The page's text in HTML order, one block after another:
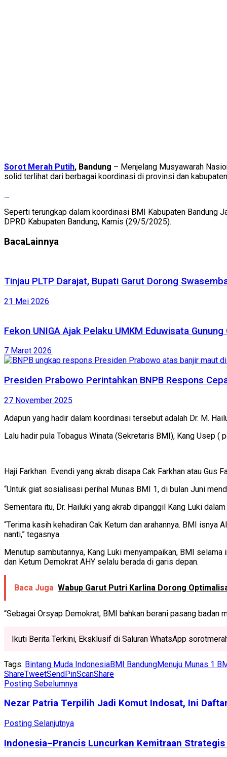
Sorot Merah Putih, Bandung – Menjelang Musyawarah
solid terlihat dari berbagai koordinasi di provinsi dan
Seperti terungkap dalam koordinasi BMI Kabupaten Bandung
DPRD Kabupaten Bandung, Kamis (29/5/2025).
BacaLainnya
Tinjau PLTP Darajat, Bupati Garut Dorong
21 Mei 2026
Fekon UNIGA Ajak Pelaku UMKM Eduwisata
7 Maret 2026
Presiden Prabowo Perintahkan BNPB Respons
27 November 2025
Adapun yang hadir dalam koordinasi tersebut adalah Dr. M.
Lalu hadir pula Tobagus Winata (Sekretaris BMI), Kang Usep (
Haji Farkhan Evendi yang akrab disapa Cak Farkhan atau Gus
“Untuk giat sosialisasi perihal Munas BMI 1, di bulan Juni
Sementara itu, Dr. Hailuki yang akrab dipanggil Kang Luki
“Terima kasih kehadiran Cak Ketum dan arahannya. BMI
nanti,” tegasnya.
Menutup sambutannya, Kang Luki menyampaikan, BMI
dan Ketum Demokrat AHY selalu berada di garis depan.
Baca Juga Wabup Garut Putri Karlina Dorong
“Sebagai Orsyap Demokrat, BMI bahkan berani pasang
Ikuti Berita Terkini, Eksklusif di Saluran WhatsApp
Tags: Bintang Muda IndonesiaBMI BandungMenuju Munas 1
ShareTweetSendPinScanShare
Posting Sebelumnya
Nezar Patria Terpilih Jadi Komut Indosat, Ini
Posting Selanjutnya
Indonesia–Prancis Luncurkan Kemitraan